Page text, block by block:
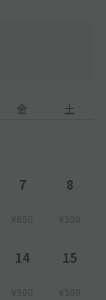
金 土
7
¥650
8
¥500
14
¥900
15
¥500